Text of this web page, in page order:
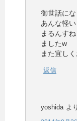
御世話にな
あんな軽
まるんす
ましたw
また宜し
返信
yoshida よ